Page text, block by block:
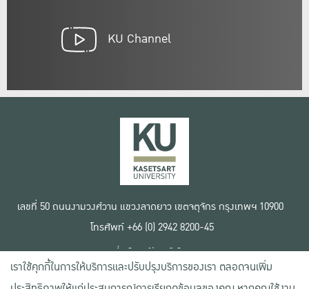
KU Channel
เลขที่ 50 ถนนงามวงศ์วาน แขวงลาดยาว เขตจตุจักร กรุงเทพฯ 10900
โทรศัพท์ +66 (0) 2942 8200-45
เงื่อนไขการใช้งานเว็บไซต์
ข้อตกลงด้านสิทธิ์ใช้งาน
นโยบายความเป็นส่วนตัว
เราใช้คุกกี้ในการให้บริการและปรับปรุงบริการของเรา ตลอดจนเพิ่ม